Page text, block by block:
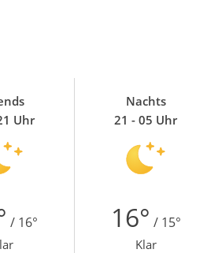
Uhr
Nachts
21 - 05 Uhr
/ 16° 16° / 15°
Klar
heute